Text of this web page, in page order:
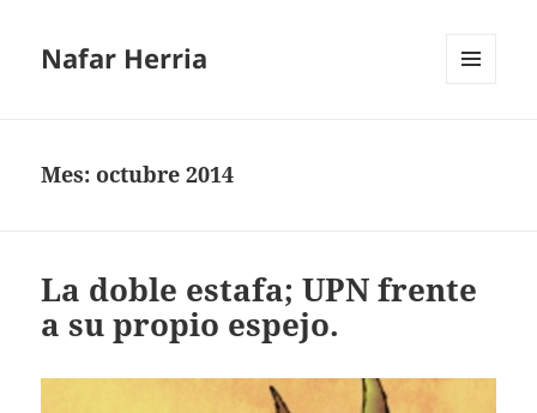
Nafar Herria
Mes:octubre 2014
La doble estafa; UPN frente
a su propio espejo.